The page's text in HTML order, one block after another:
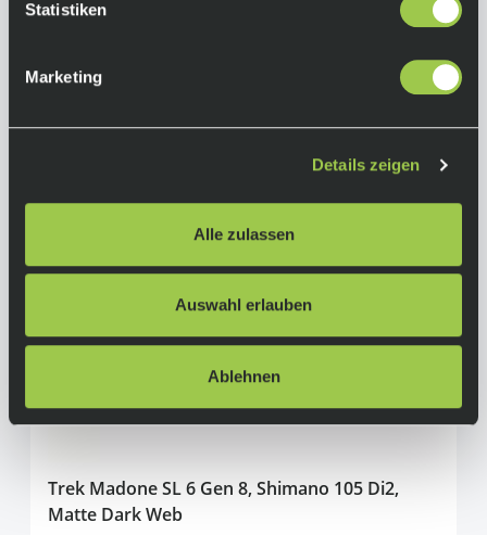
Statistiken
Marketing
Details zeigen
Alle zulassen
Auswahl erlauben
Ablehnen
Art.-Nr.: P118000
Trek Madone SL 6 Gen 8, Shimano 105 Di2,
Matte Dark Web